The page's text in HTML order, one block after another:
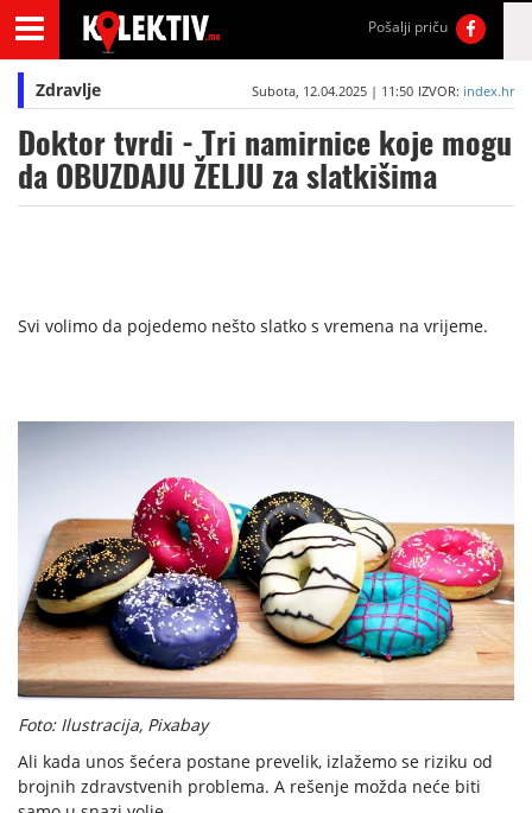
Pošalji priču
Zdravlje Subota, 12.04.2025 | 11:50 IZVOR: index.hr
Doktor tvrdi - Tri namirnice koje mogu
da OBUZDAJU ŽELJU za slatkišima
Svi volimo da pojedemo nešto slatko s vremena na vrijeme.
Foto: Ilustracija, Pixabay
Ali kada unos šećera postane prevelik, izlažemo se riziku od
brojnih zdravstvenih problema. A rešenje možda neće biti